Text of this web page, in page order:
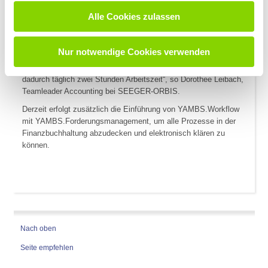
Alle Cookies zulassen
Nur notwendige Cookies verwenden
Softwaretools nach drei Tagen abgeschlossen und die drei
zeigte sich direkt nach der Einführung. Aktuell haben wir eine
automatische Buchungsquote von 85 Prozent und sparen
dadurch täglich zwei Stunden Arbeitszeit“, so Dorothee Leibach,
Teamleader Accounting bei SEEGER-ORBIS.
Derzeit erfolgt zusätzlich die Einführung von YAMBS.Workflow
mit YAMBS.Forderungsmanagement, um alle Prozesse in der
Finanzbuchhaltung abzudecken und elektronisch klären zu
können.
Nach oben
Seite empfehlen